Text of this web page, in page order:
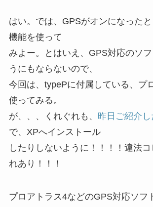
はい。では、GPSがオンになった
機能を使って
みよー。とはいえ、GPS対応のソ
うにもならないので、
今回は、typePに付属している、プ
使ってみる。
が、、、くれぐれも、 昨日ご紹介
で、XPへインストール
したりしないように！！！！違法
れあり！！！
プロアトラス4などのGPS対応ソフ